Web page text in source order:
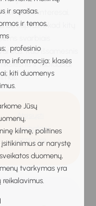
ir sąrašas,
ir temos,
profesinio
informacija: klasės
kiti duomenys
Jūsų
kilmę, politines
ar narystę
duomenų,
tvarkymas yra
interesai,
suprasti, kad kitų
svarbiais
Kuo išsamesnis
ir labiausiai
Atsisiųsti
darbalapį
(773.2 KB
)